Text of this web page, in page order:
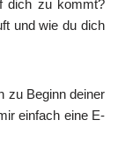
dich zu kommt?
und wie du dich
zu Beginn deiner
einfach eine E-